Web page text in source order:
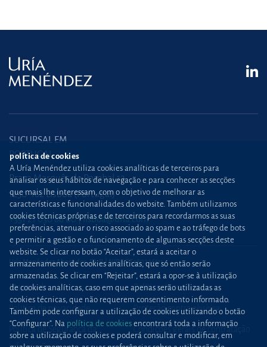
SUCURSAL EM
PORTUGAL
Praça Marquês de Pombal,12
1250-162 Lisboa (Portugal)
+351 21 030 86 00 lisboa@uria.com
Uría Menéndez Abogados, S.L.P. | NIPC PT980226511
Mapa web Política de cookies
Política de privacidade Proteção contraphishing
Política de Segurança da
Condições gerais de contratação
política de cookies
A Uría Menéndez utiliza cookies analíticas de terceiros para
analisar os seus hábitos de navegação e para conhecer as secções
que mais lhe interessam, com o objetivo de melhorar as
características e funcionalidades do website. Também utilizamos
cookies técnicas próprias e de terceiros para recordarmos as suas
preferências, atenuar o risco associado ao spam e ao tráfego de bots
e permitir a gestão e o funcionamento de algumas secções deste
website. Se clicar no botão “Aceitar”, estará a aceitar o
armazenamento de cookies analíticas, que só então serão
armazenadas. Se clicar em “Rejeitar”, estará a opor-se à utilização
de cookies analíticas, caso em que apenas serão utilizadas as
cookies técnicas, que não requerem consentimento informado.
Também pode configurar a utilização de cookies utilizando o botão
“Configurar”. Na política de cookies encontrará toda a informação
sobre a utilização de cookies e poderá consultar e modificar, em